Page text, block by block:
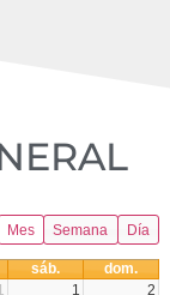
Mes Semana Día
sáb.
dom.
1
2